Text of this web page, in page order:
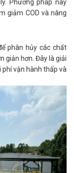
Phương pháp này
giảm COD và nâng
phân hủy các chất
giản hơn. Đây là giải
phí vận hành thấp và